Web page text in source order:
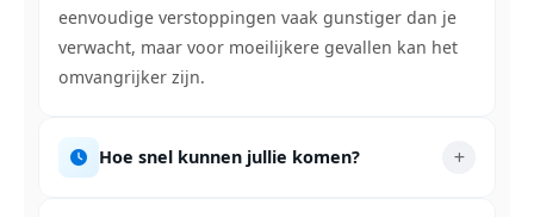
eenvoudige verstoppingen vaak gunstiger dan je
verwacht, maar voor moeilijkere gevallen kan het
omvangrijker zijn.
Hoe snel kunnen jullie komen?